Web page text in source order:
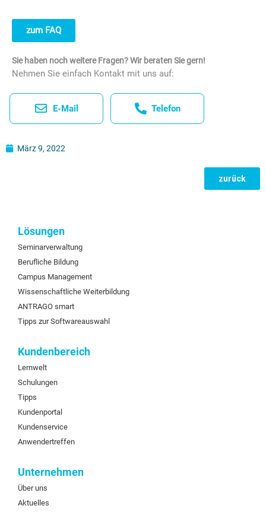
zum FAQ
Sie haben noch weitere Fragen? Wir beraten Sie gern!
Nehmen Sie einfach Kontakt mit uns auf:
E-Mail Telefon
März 9, 2022
zurück
Lösungen
Seminarverwaltung
Berufliche Bildung
Campus Management
Wissenschaftliche Weiterbildung
ANTRAGO smart
Tipps zur Softwareauswahl
Kundenbereich
Lernwelt
Schulungen
Tipps
Kundenportal
Kundenservice
Anwendertreffen
Unternehmen
Über uns
Aktuelles